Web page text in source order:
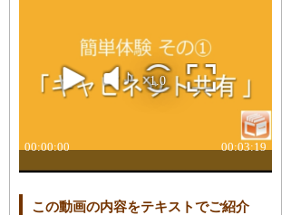
この動画の内容をテキストでご紹介